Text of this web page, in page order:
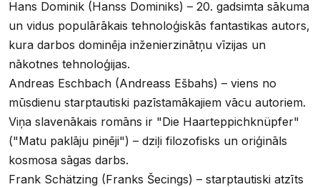
Hans Dominik (Hanss Dominiks) – 20. gadsimta sākuma
un vidus populārākais tehnoloģiskās fantastikas autors,
kura darbos dominēja inženierzinātņu vīzijas un
nākotnes tehnoloģijas.
Andreas Eschbach (Andreass Ešbahs) – viens no
mūsdienu starptautiski pazīstamākajiem vācu autoriem.
Viņa slavenākais romāns ir "Die Haarteppichknüpfer"
("Matu paklāju pinēji") – dziļi filozofisks un oriģināls
kosmosa sāgas darbs.
Frank Schätzing (Franks Šecings) – starptautiski atzīts